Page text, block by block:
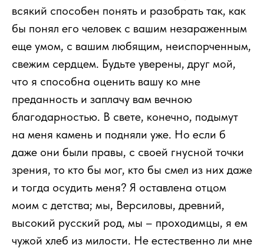
всякий способен понять и разобрать так, как
бы понял его человек с вашим незараженным
еще умом, с вашим любящим, неиспорченным,
свежим сердцем. Будьте уверены, друг мой,
что я способна оценить вашу ко мне
преданность и заплачу вам вечною
благодарностью. В свете, конечно, подымут
на меня камень и подняли уже. Но если б
даже они были правы, с своей гнусной точки
зрения, то кто бы мог, кто бы смел из них даже
и тогда осудить меня? Я оставлена отцом
моим с детства; мы, Версиловы, древний,
высокий русский род, мы – проходимцы, я ем
чужой хлеб из милости. Не естественно ли мне